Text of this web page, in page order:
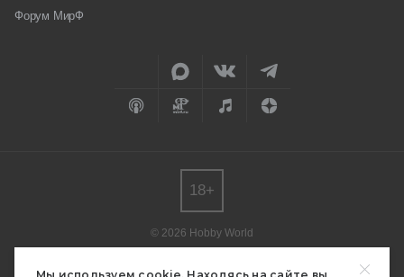
Форум МирФ
© 2026 Hobby World
редакции.
18+